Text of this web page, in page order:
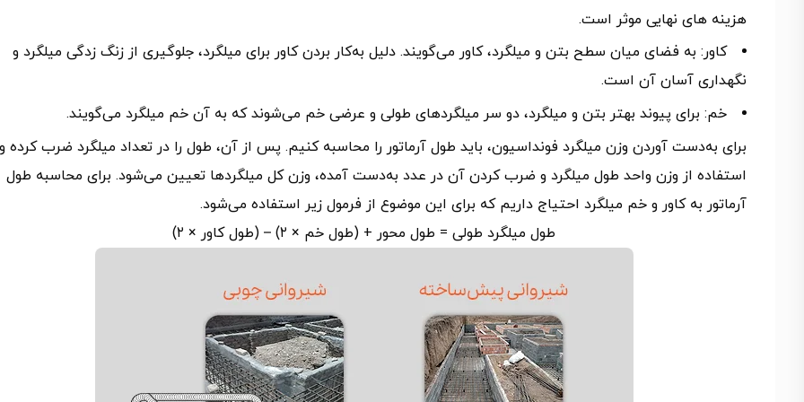
هزینه های نهایی موثر است.
کاور: به فضای میان سطح بتن و میلگرد، کاور می‌گویند. دلیل به‌کار بردن کاور برای میلگرد، جلوگیری از زنگ زدگی میلگرد و
نگهداری آسان آن است.
خم: برای پیوند بهتر بتن و میلگرد، دو سر میلگردهای طولی و عرضی خم می‌شوند که به آن خم میلگرد می‌گویند.
برای به‌دست آوردن وزن میلگرد فونداسیون، باید طول آرماتور را محاسبه کنیم. پس از آن، طول را در تعداد میلگرد ضرب کرده و
استفاده از وزن واحد طول میلگرد و ضرب کردن آن در عدد به‌دست آمده، وزن کل میلگردها تعیین می‌شود. برای محاسبه طول
آرماتور به کاور و خم میلگرد احتیاج داریم که برای این موضوع از فرمول زیر استفاده می‌شود.
طول میلگرد طولی = طول محور + (طول خم × ۲) – (طول کاور × ۲)